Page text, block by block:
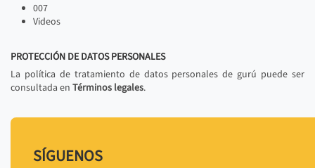
007
Videos
PROTECCIÓN DE DATOS PERSONALES
La política de tratamiento de datos personales de gurú puede ser
consultada en Términos legales.
SÍGUENOS